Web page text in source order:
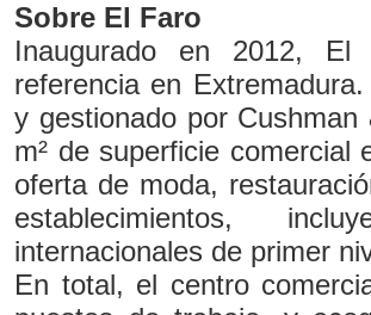
Sobre El Faro
Inaugurado en 2012,
referencia en
y gestionado por
m² de superficie comercial
oferta de moda,
establecimientos,
internacionales de primer
En total, el centro